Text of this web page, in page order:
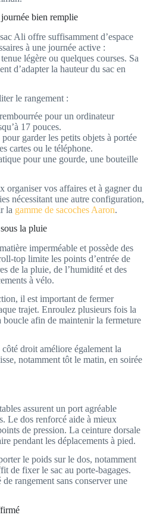
bien remplie
Ali offre suffisamment d’espace
à une journée active :
légère ou quelques courses. Sa
d’adapter la hauteur du sac en
le rangement :
pour un ordinateur
17 pouces.
garder les petits objets à portée
cartes ou le téléphone.
pour une gourde, une bouteille
organiser vos affaires et à gagner du
nécessitant une autre configuration,
la gamme de sacoches Aaron.
la pluie
imperméable et possède des
top limite les points d’entrée de
de la pluie, de l’humidité et des
à vélo.
il est important de fermer
trajet. Enroulez plusieurs fois la
boucle afin de maintenir la fermeture
droit améliore également la
notamment tôt le matin, en soirée
assurent un port agréable
Le dos renforcé aide à mieux
de pression. La ceinture dorsale
pendant les déplacements à pied.
le poids sur le dos, notamment
de fixer le sac au porte-bagages.
rangement sans conserver une